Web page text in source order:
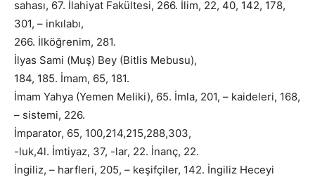
sahası, 67. İlahiyat Fakültesi, 266. İlim, 22, 40, 142, 178,
301, – inkılabı,
266. İlköğrenim, 281.
İlyas Sami (Muş) Bey (Bitlis Mebusu),
184, 185. İmam, 65, 181.
İmam Yahya (Yemen Meliki), 65. İmla, 201, – kaideleri, 168,
– sistemi, 226.
İmparator, 65, 100,214,215,288,303,
-luk,4l. İmtiyaz, 37, -lar, 22. İnanç, 22.
İngiliz, – harfleri, 205, – keşifçiler, 142. İngiliz Heceyi